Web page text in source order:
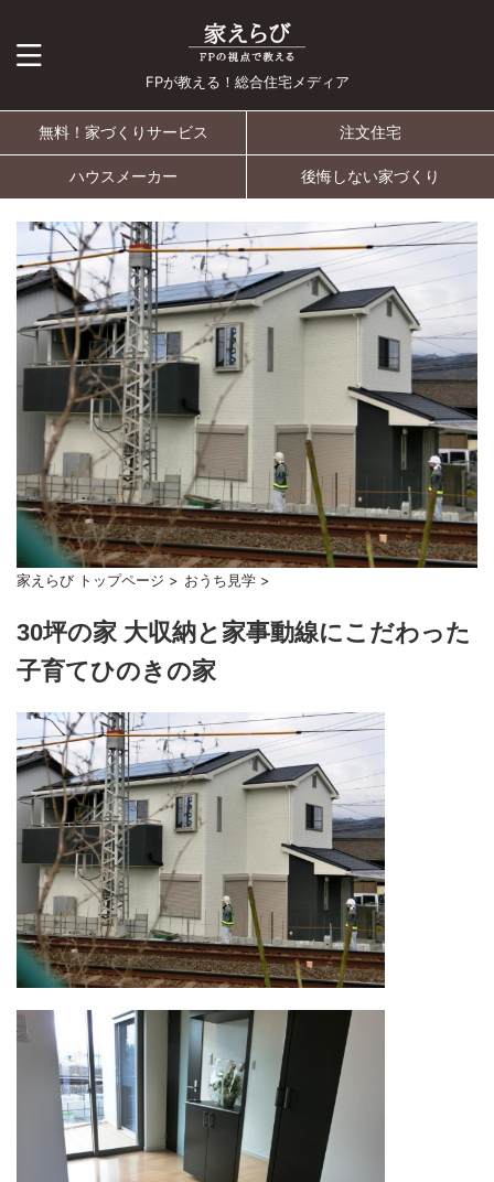
FPが教える！総合住宅メディア
無料！家づくりサービス 注文住宅
ハウスメーカー 後悔しない家づくり
家えらび トップページ > おうち見学 >
30坪の家 大収納と家事動線にこだわった
子育てひのきの家